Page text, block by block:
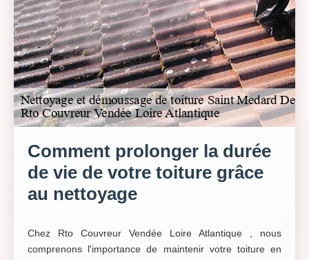
Comment prolonger la durée
de vie de votre toiture grâce
au nettoyage
Chez Rto Couvreur Vendée Loire Atlantique , nous
comprenons l'importance de maintenir votre toiture en